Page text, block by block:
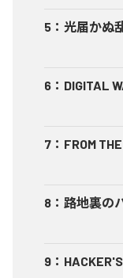
5 ： 光届かぬ
6 ： DIGITAL
7 ： FROM
8 ： 路地裏の
9 ：